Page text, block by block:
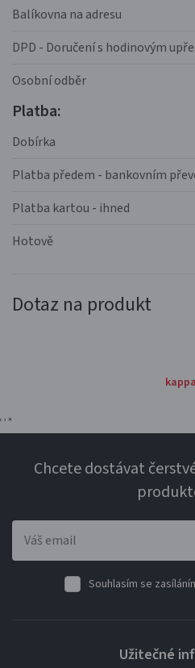
Balíkovna na adresu
DPD - Doručení s hodinovým
Osobní odběr
Platba:
Dobírka
Platba předem - bankovním
Platba kartou - ihned
Hotově
Dotaz na produkt
kappa
‹ › ×
Chcete dostávat
Souhlasím se
Užitečné